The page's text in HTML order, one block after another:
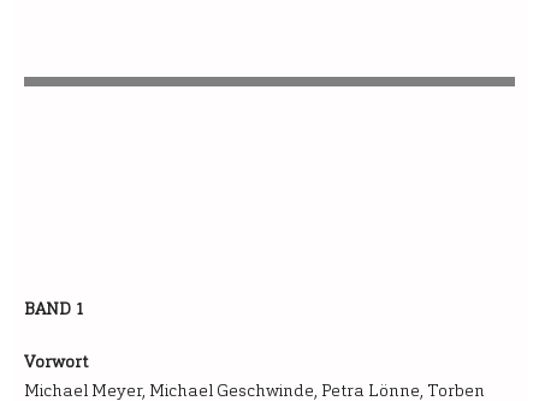
BAND 1
Vorwort
Michael Meyer, Michael Geschwinde, Petra Lönne, Torben